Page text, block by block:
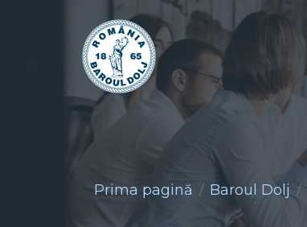
Prima pagină Baroul Dolj